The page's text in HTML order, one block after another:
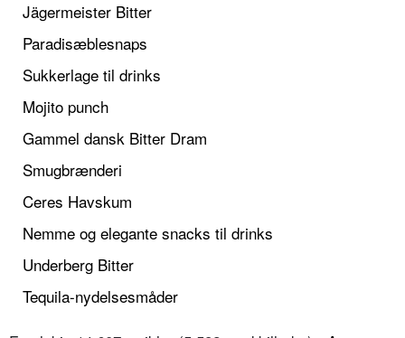
Jägermeister Bitter
Paradisæblesnaps
Sukkerlage til drinks
Mojito punch
Gammel dansk Bitter Dram
Smugbrænderi
Ceres Havskum
Nemme og elegante snacks til drinks
Underberg Bitter
Tequila-nydelsesmåder